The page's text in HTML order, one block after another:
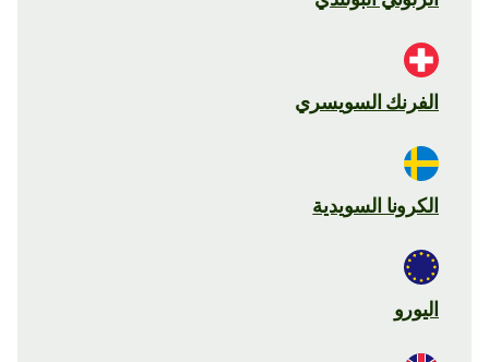
الفرنك السويسري
الكرونا السويدية
اليورو